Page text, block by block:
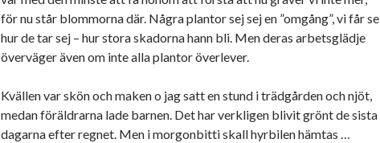
för nu står blommorna där. Några plantor sej sej en ”omgång”, vi får se
hur de tar sej – hur stora skadorna hann bli. Men deras arbetsglädje
överväger även om inte alla plantor överlever.
Kvällen var skön och maken o jag satt en stund i trädgården och njöt,
medan föräldrarna lade barnen. Det har verkligen blivit grönt de sista
dagarna efter regnet. Men i morgonbitti skall hyrbilen hämtas …